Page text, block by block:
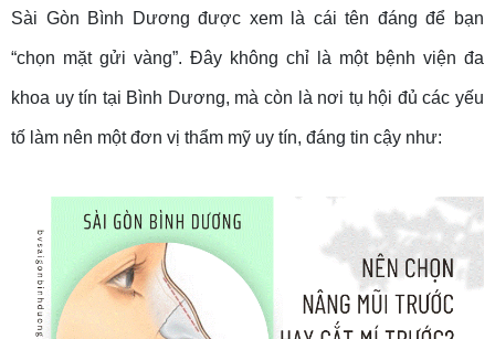
Sài Gòn Bình Dương được xem là cái tên đáng để bạn
“chọn mặt gửi vàng”. Đây không chỉ là một bệnh viện đa
khoa uy tín tại Bình Dương, mà còn là nơi tụ hội đủ các yếu
tố làm nên một đơn vị thẩm mỹ uy tín, đáng tin cậy như: